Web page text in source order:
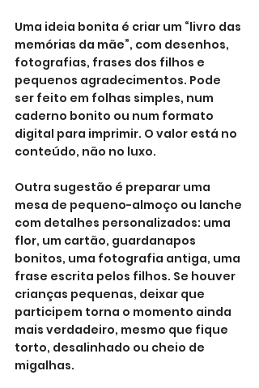
Uma ideia bonita é criar um “livro das
memórias da mãe”, com desenhos,
fotografias, frases dos filhos e
pequenos agradecimentos. Pode
ser feito em folhas simples, num
caderno bonito ou num formato
digital para imprimir. O valor está no
conteúdo, não no luxo.
Outra sugestão é preparar uma
mesa de pequeno-almoço ou lanche
com detalhes personalizados: uma
flor, um cartão, guardanapos
bonitos, uma fotografia antiga, uma
frase escrita pelos filhos. Se houver
crianças pequenas, deixar que
participem torna o momento ainda
mais verdadeiro, mesmo que fique
torto, desalinhado ou cheio de
migalhas.